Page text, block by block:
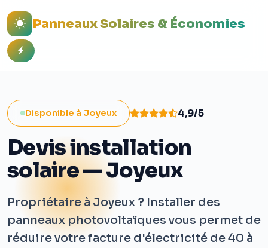
Panneaux Solaires & Économies
Disponible à Joyeux 4,9/5
Devis installation
solaire — Joyeux
Propriétaire à Joyeux ? Installer des
panneaux photovoltaïques vous permet de
réduire votre facture d'électricité de 40 à